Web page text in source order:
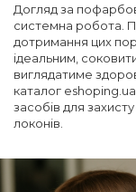
Догляд за
системна робота.
дотримання цих
ідеальним,
виглядатиме
каталог
засобів для
локонів.